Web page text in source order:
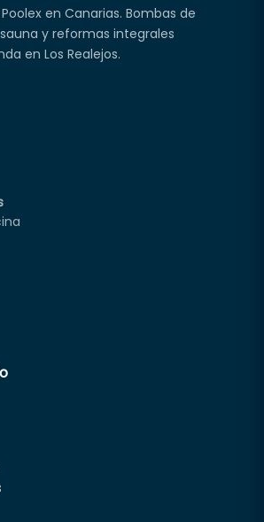
en Canarias. Bombas de
y reformas integrales
en Los Realejos.